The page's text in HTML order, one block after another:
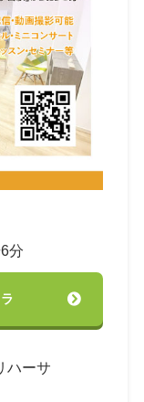
分
ハーサ